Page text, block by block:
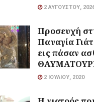
2 ΑΥΓΟΎΣΤΟΥ,
Προσευχή
Παναγία
εις πάσαν
2 ΙΟΥΛΊΟΥ, 2020